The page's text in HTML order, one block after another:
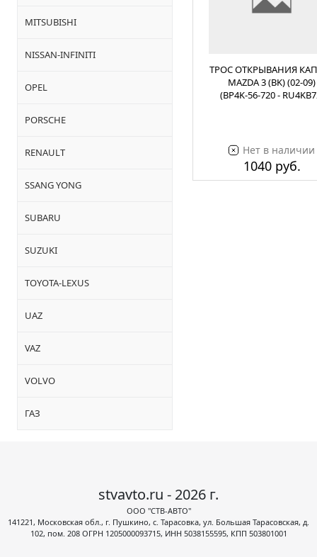
MITSUBISHI
NISSAN-INFINITI
OPEL
PORSCHE
RENAULT
SSANG YONG
SUBARU
SUZUKI
TOYOTA-LEXUS
UAZ
VAZ
VOLVO
ГАЗ
ТРОС ОТКРЫВАНИЯ
MAZDA 3 (BK) (02-09)
(BP4K-56-720 -
Нет в наличии
1040 руб.
stvavto.ru - 2026 г.
ООО "СТВ-АВТО"
141221, Московская обл., г. Пушкино, с. Тарасовка, ул. Большая Тарасовская, д.
102, пом. 208 ОГРН 1205000093715, ИНН 5038155595, КПП 503801001